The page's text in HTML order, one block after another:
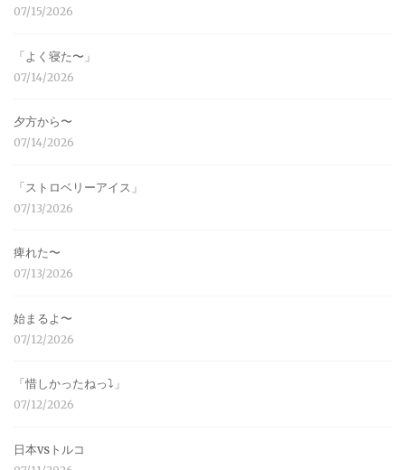
07/15/2026
「よく寝た〜」
07/14/2026
夕方から〜
07/14/2026
「ストロベリーアイス」
07/13/2026
痺れた〜
07/13/2026
始まるよ〜
07/12/2026
「惜しかったねっ⤵︎」
07/12/2026
日本vsトルコ